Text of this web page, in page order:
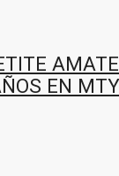
EN MTY